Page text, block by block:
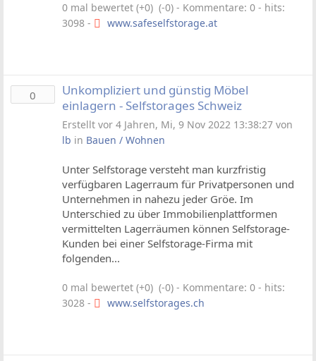
0 mal bewertet (+0) (-0)- Kommentare: 0 - hits:
3098 -
www.safeselfstorage.at
0
Unkompliziert und günstig Möbel
einlagern - Selfstorages Schweiz
Erstellt vor 4 Jahren, Mi, 9 Nov 2022 13:38:27 von
lb in Bauen / Wohnen
Unter Selfstorage versteht man kurzfristig
verfügbaren Lagerraum für Privatpersonen und
Unternehmen in nahezu jeder Gröe. Im
Unterschied zu über Immobilienplattformen
vermittelten Lagerräumen können Selfstorage-
Kunden bei einer Selfstorage-Firma mit
folgenden...
0 mal bewertet (+0) (-0)- Kommentare: 0 - hits:
3028 -
www.selfstorages.ch